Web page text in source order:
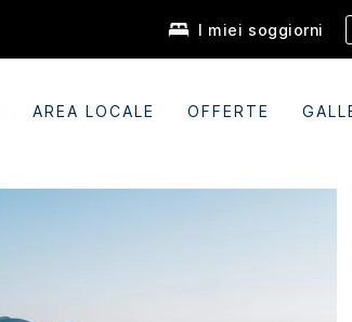
I miei soggiorni
AREA LOCALE OFFERTE